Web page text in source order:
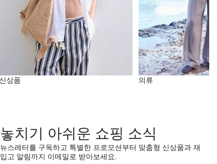
상품 의류
놓치기 아쉬운 쇼핑 소식
뉴스레터를 구독하고 특별한 프로모션부터 맞춤형 신상품과 재
입고 알림까지 이메일로 받아보세요.